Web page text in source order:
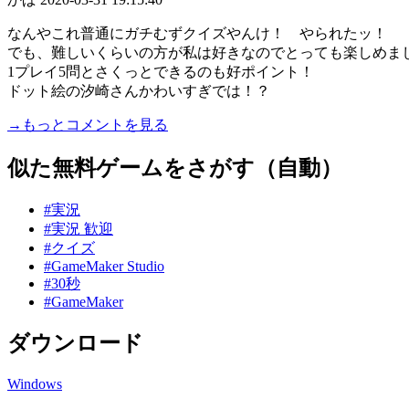
なんやこれ普通にガチむずクイズやんけ！ やられたッ！
でも、難しいくらいの方が私は好きなのでとっても楽しめま
1プレイ5問とさくっとできるのも好ポイント！
ドット絵の汐崎さんかわいすぎでは！？
→もっとコメントを見る
似た無料ゲームをさがす（自動）
#実況
#実況 歓迎
#クイズ
#GameMaker Studio
#30秒
#GameMaker
ダウンロード
Windows